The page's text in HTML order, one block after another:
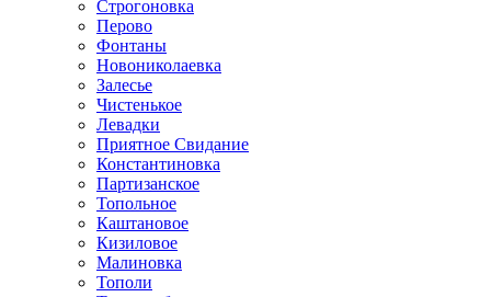
Строгоновка
Перово
Фонтаны
Новониколаевка
Залесье
Чистенькое
Левадки
Приятное Свидание
Константиновка
Партизанское
Топольное
Каштановое
Кизиловое
Малиновка
Тополи